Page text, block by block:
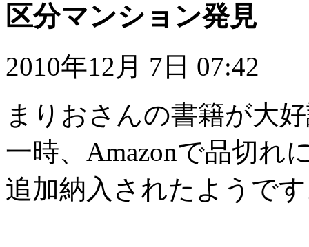
区分マンション発見
2010年12月 7日 07:42
まりおさんの書籍が大
一時、Amazonで品切れ
追加納入されたようで